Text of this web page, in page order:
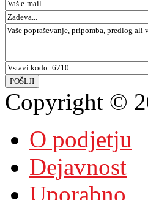
Copyright ©
O podjetju
Dejavnost
Uporabno